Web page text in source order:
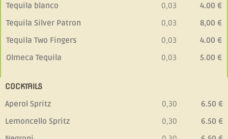
Tequila blanco
Tequila Silver Patron
Tequila Two Fingers
Olmeca Tequila
0,03
0,03
0,03
0,03
4.00 €
8,00 €
4.00 €
5.00 €
COCKTAILS
Aperol Spritz
Lemoncello Spritz
0,30
0,30
6.50 €
6.50 €